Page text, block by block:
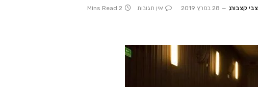
צבי קצבורג 28 במרץ 2019 אין תגובות 2 Mins Read